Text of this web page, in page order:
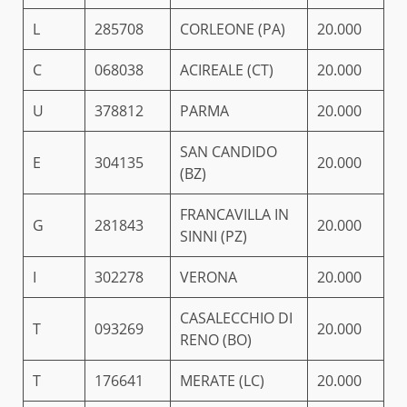
L 285708 CORLEONE (PA) 20.000
C 068038 ACIREALE (CT) 20.000
U 378812 PARMA 20.000
E 304135
SAN CANDIDO
(BZ)
20.000
G 281843
FRANCAVILLA IN
SINNI (PZ)
20.000
I 302278 VERONA 20.000
T 093269
CASALECCHIO DI
RENO (BO)
20.000
T 176641 MERATE (LC) 20.000